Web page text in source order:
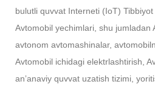
bulutli quvvat Interneti (IoT)
Avtomobil yechimlari, shu jumladan
avtonom avtomashinalar,
Avtomobil ichidagi elektrlashtirish,
anʼanaviy quvvat uzatish tizimi,